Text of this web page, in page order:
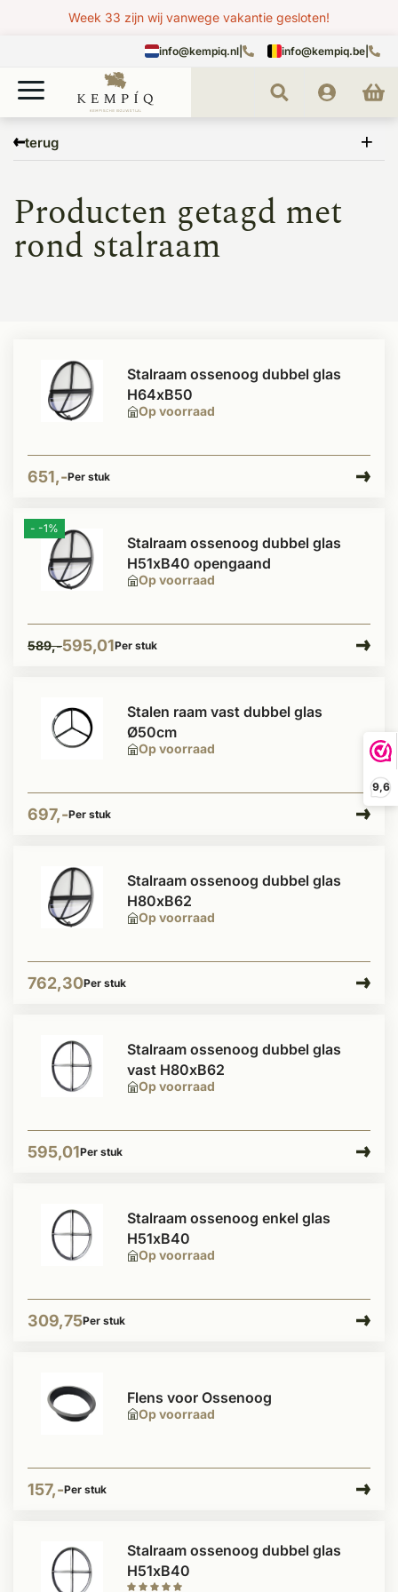
9,6
Week 33 zijn wij vanwege vakantie gesloten!
info@kempiq.nl info@kempiq.be
terug
rond stalraam
Producten getagd met
rond stalraam
Op voorraad
Stalraam ossenoog dubbel glas
H64xB50
651,-Per stuk
- -1%
Op voorraad
Stalraam ossenoog dubbel glas
H51xB40 opengaand
589,-595,01Per stuk
Op voorraad
Stalen raam vast dubbel glas
Ø50cm
697,-Per stuk
Op voorraad
Stalraam ossenoog dubbel glas
H80xB62
762,30Per stuk
Op voorraad
Stalraam ossenoog dubbel glas
vast H80xB62
595,01Per stuk
Op voorraad
Stalraam ossenoog enkel glas
H51xB40
309,75Per stuk
Op voorraad
Flens voor Ossenoog
157,-Per stuk
Stalraam ossenoog dubbel glas
H51xB40